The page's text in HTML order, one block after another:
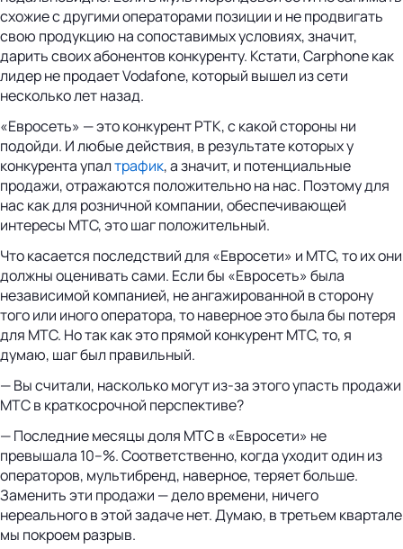
схожие с другими операторами позиции и не продвигать
свою продукцию на сопоставимых условиях, значит,
дарить своих абонентов конкуренту. Кстати, Carphone как
лидер не продает Vodafone, который вышел из сети
несколько лет назад.
«Евросеть» — это конкурент РТК, с какой стороны ни
подойди. И любые действия, в результате которых у
конкурента упалтрафик, а значит, и потенциальные
продажи, отражаются положительно на нас. Поэтому для
нас как для розничной компании, обеспечивающей
интересы МТС, это шаг положительный.
Что касается последствий для «Евросети» и МТС, то их они
должны оценивать сами. Если бы «Евросеть» была
независимой компанией, не ангажированной в сторону
того или иного оператора, то наверное это была бы потеря
для МТС. Но так как это прямой конкурент МТС, то, я
думаю, шаг был правильный.
— Вы считали, насколько могут из-за этого упасть продажи
МТС в краткосрочной перспективе?
— Последние месяцы доля МТС в «Евросети» не
превышала 10–%. Соответственно, когда уходит один из
операторов, мультибренд, наверное, теряет больше.
Заменить эти продажи — дело времени, ничего
нереального в этой задаче нет. Думаю, в третьем квартале
мы покроем разрыв.